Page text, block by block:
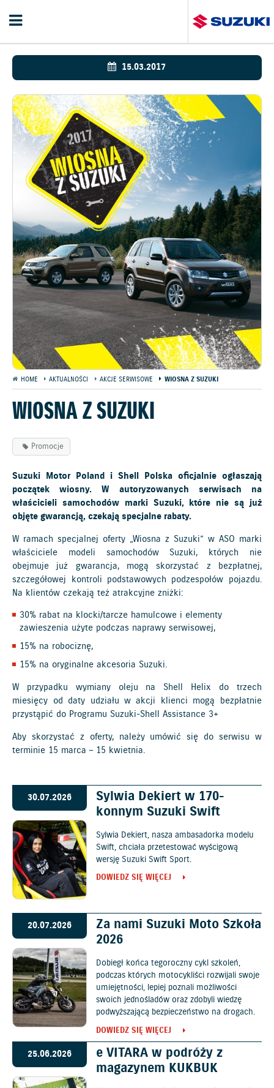
15.03.2017
HOME AKTUALNOŚCI AKCJE SERWISOWE WIOSNA Z SUZUKI
WIOSNA Z SUZUKI
Promocje
Suzuki Motor Poland i Shell Polska oficjalnie ogłaszają
początek wiosny. W autoryzowanych serwisach na
właścicieli samochodów marki Suzuki, które nie są już
objęte gwarancją, czekają specjalne rabaty.
W ramach specjalnej oferty „Wiosna z Suzuki” w ASO marki
właściciele modeli samochodów Suzuki, których nie
obejmuje już gwarancja, mogą skorzystać z bezpłatnej,
szczegółowej kontroli podstawowych podzespołów pojazdu.
Na klientów czekają też atrakcyjne zniżki:
30% rabat na klocki/tarcze hamulcowe i elementy
zawieszenia użyte podczas naprawy serwisowej,
15% na robociznę,
15% na oryginalne akcesoria Suzuki.
W przypadku wymiany oleju na Shell Helix do trzech
miesięcy od daty udziału w akcji klienci mogą bezpłatnie
przystąpić do Programu Suzuki-Shell Assistance 3+
Aby skorzystać z oferty, należy umówić się do serwisu w
terminie 15 marca – 15 kwietnia.
30.07.2026
Sylwia Dekiert w 170-
konnym Suzuki Swift
Sylwia Dekiert, nasza ambasadorka modelu
Swift, chciała przetestować wyścigową
wersję Suzuki Swift Sport.
DOWIEDZ SIĘ WIĘCEJ
20.07.2026
Za nami Suzuki Moto Szkoła
2026
Dobiegł końca tegoroczny cykl szkoleń,
podczas których motocykliści rozwijali swoje
umiejętności, lepiej poznali możliwości
swoich jednośladów oraz zdobyli wiedzę
podwyższającą bezpieczeństwo na drogach.
DOWIEDZ SIĘ WIĘCEJ
25.06.2026
e VITARA w podróży z
magazynem KUKBUK